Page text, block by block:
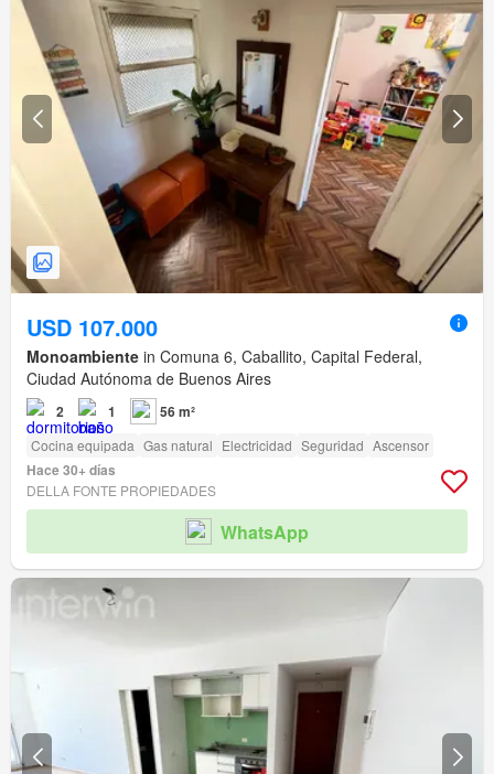
USD 107.000
Monoambiente in Comuna 6, Caballito, Capital Federal,
Ciudad Autónoma de Buenos Aires
2 1 56 m²
Cocina equipada Gas natural Electricidad Seguridad Ascensor
Hace 30+ días
DELLA FONTE PROPIEDADES
WhatsApp